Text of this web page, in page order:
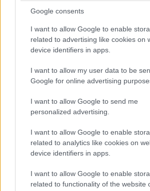
Google consents
I want to allow Google to enable
related to advertising like cookies on
device identifiers in apps.
I want to allow my user data to be
Google for online advertising
I want to allow Google to send me
personalized advertising.
I want to allow Google to enable
related to analytics like cookies on
device identifiers in apps.
I want to allow Google to enable
related to functionality of the website
Υεμένη: Οι Χούθι ξανανοίγουν το
6/08/2026 - 11:55μμ